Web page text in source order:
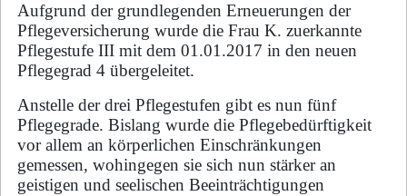
Aufgrund der grundlegenden Erneuerungen der
Pflegeversicherung wurde die Frau K. zuerkannte
Pflegestufe III mit dem 01.01.2017 in den neuen
Pflegegrad 4 übergeleitet.
Anstelle der drei Pflegestufen gibt es nun fünf
Pflegegrade. Bislang wurde die Pflegebedürftigkeit
vor allem an körperlichen Einschränkungen
gemessen, wohingegen sie sich nun stärker an
geistigen und seelischen Beeinträchtigungen